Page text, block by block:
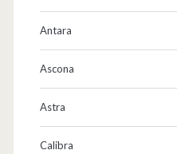
Antara
Ascona
Astra
Calibra